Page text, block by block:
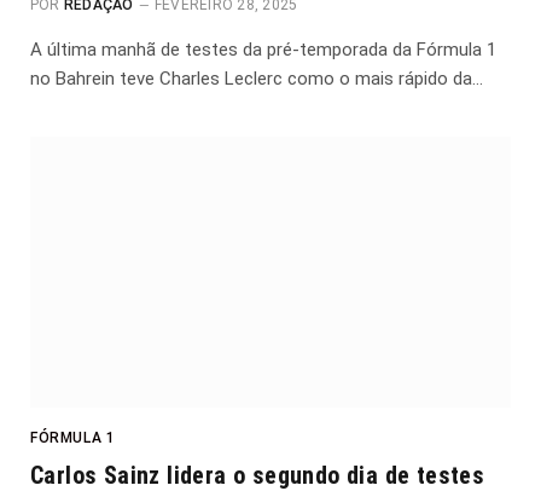
POR REDAÇÃO FEVEREIRO 28, 2025
A última manhã de testes da pré-temporada da Fórmula 1
no Bahrein teve Charles Leclerc como o mais rápido da…
FÓRMULA 1
Carlos Sainz lidera o segundo dia de testes